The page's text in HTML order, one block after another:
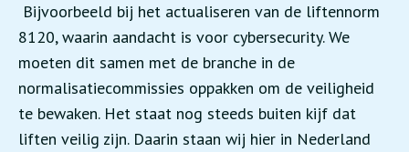
Bijvoorbeeld bij het actualiseren van de liftennorm
8120, waarin aandacht is voor cybersecurity. We
moeten dit samen met de branche in de
normalisatiecommissies oppakken om de veiligheid
te bewaken. Het staat nog steeds buiten kijf dat
liften veilig zijn. Daarin staan wij hier in Nederland